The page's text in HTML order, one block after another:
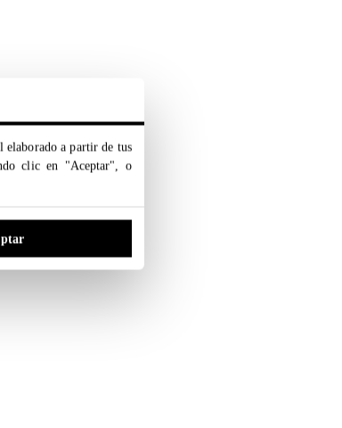
elaborado a partir de tus
clic en "Aceptar", o